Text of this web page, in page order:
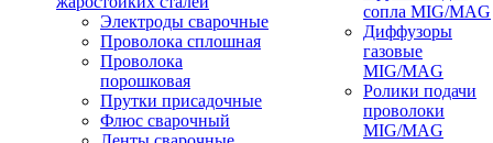
Электроды сварочные
Проволока сплошная
Проволока
порошковая
Прутки присадочные
Флюс сварочный
сопла MIG/MAG
Диффузоры
газовые
MIG/MAG
Ролики подачи
проволоки
MIG/MAG